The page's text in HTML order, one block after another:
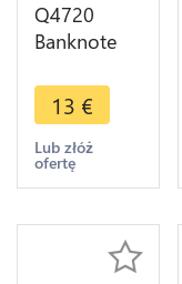
Q4720
Banknote
Trier Stadt
50
Millionen
Mark 1923
offer
13 €
Lub złóż
ofertę